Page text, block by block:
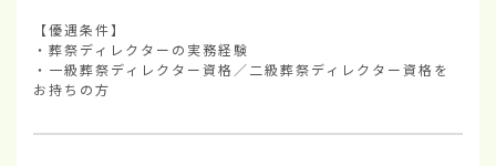
【優遇条件】
・葬祭ディレクターの実務経験
・一級葬祭ディレクター資格／二級葬祭ディレクター資格を
お持ちの方